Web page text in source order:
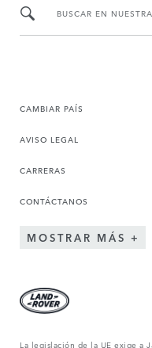
BUSCAR EN
CAMBIAR PAÍS
AVISO LEGAL
CARRERAS
CONTÁCTANOS
MOSTRAR MÁS
La legislación de la UE exige a